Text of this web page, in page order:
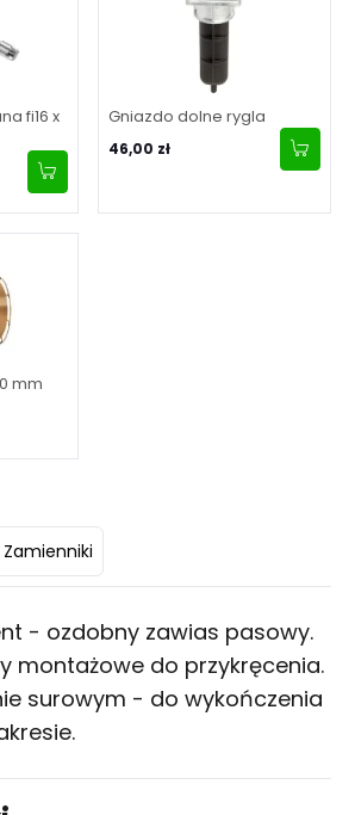
fi16 x
Gniazdo dolne rygla
46,00 zł
mm
Zamienniki
- ozdobny zawias pasowy.
montażowe do przykręcenia.
surowym - do wykończenia